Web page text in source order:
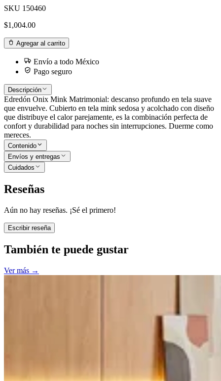
SKU 150460
$1,004.00
Agregar al carrito
Envío a todo México
Pago seguro
Descripción
Edredón Onix Mink Matrimonial: descanso profundo en tela suave
que envuelve. Cubierto en tela mink sedosa y acolchado con diseño
que distribuye el calor parejamente, es la combinación perfecta de
confort y durabilidad para noches sin interrupciones. Duerme como
mereces.
Contenido
Envíos y entregas
Cuidados
Reseñas
Aún no hay reseñas. ¡Sé el primero!
Escribir reseña
También te puede gustar
Ver más →